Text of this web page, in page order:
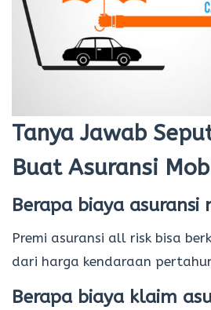
Tanya Jawab
Buat Asuransi
Berapa biaya asuransi
Premi asuransi all risk bisa
dari harga kendaraan
Berapa biaya klaim